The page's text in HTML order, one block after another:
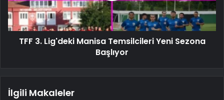
TFF 3. Lig'deki Manisa Temsilcileri Yeni Sezona
Başlıyor
İlgili Makaleler